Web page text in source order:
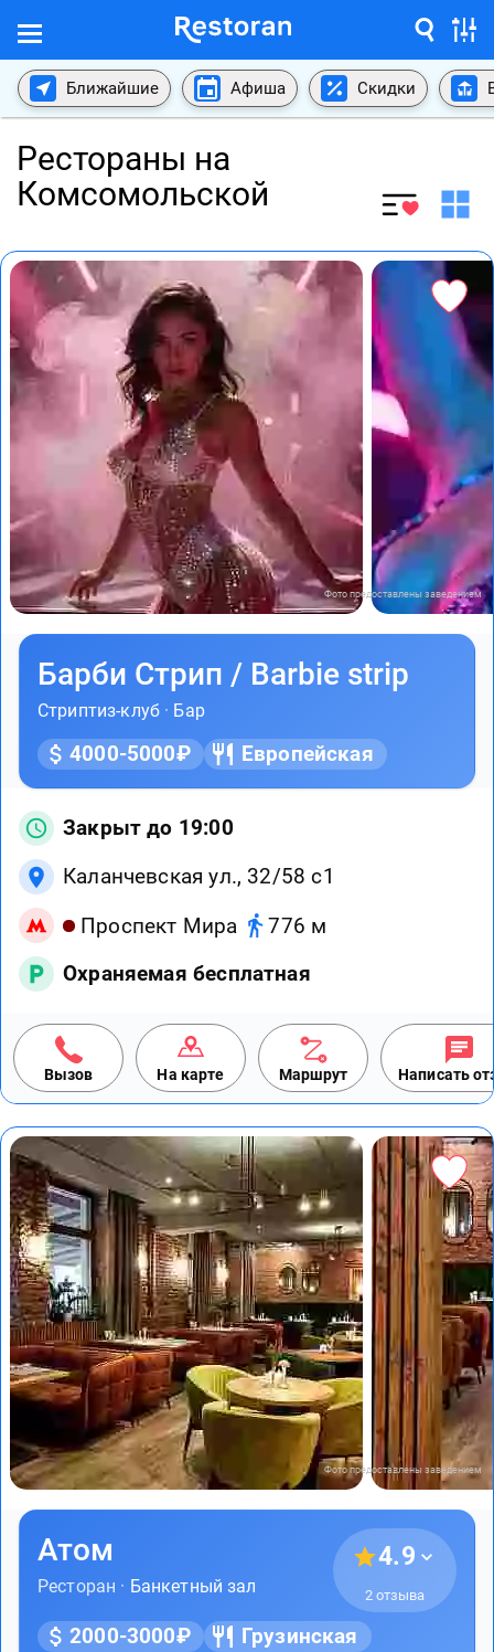
Ближайшие Афиша Скидки
Рестораны на
Комсомольской
Фото предоставлены заведением
Барби Стрип / Barbie strip
Стриптиз-клуб· Бар
4000-5000₽ Европейская
Закрыт до 19:00
Каланчевская ул., 32/58 с1
Проспект Мира
776 м
Охраняемая бесплатная
Вызов На карте Маршрут Написать
Фото предоставлены заведением
Атом
Ресторан · Банкетный зал
4.9
2 отзыва
2000-3000₽ Грузинская